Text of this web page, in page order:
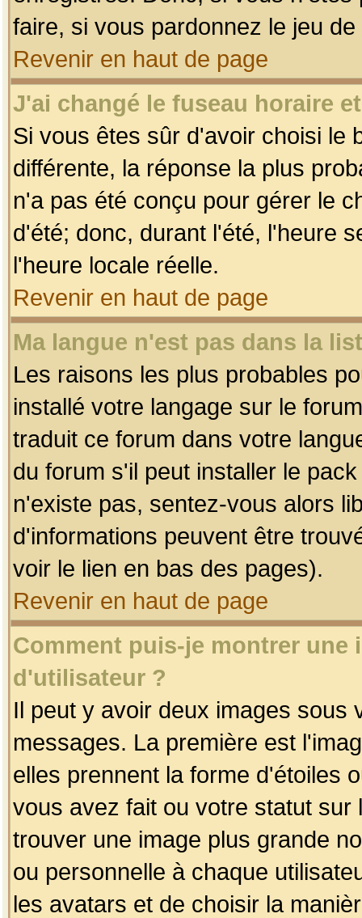
faire, si vous pardonnez le jeu
Revenir en haut de page
J'ai changé le fuseau horaire
Si vous êtes sûr d'avoir choisi le
différente, la réponse la plus
n'a pas été conçu pour gérer le
d'été; donc, durant l'été, l'heure
l'heure locale réelle.
Revenir en haut de page
Ma langue n'est pas dans la
Les raisons les plus probables
installé votre langage sur le
traduit ce forum dans votre
du forum s'il peut installer le
n'existe pas, sentez-vous alors
d'informations peuvent être
voir le lien en bas des pages).
Revenir en haut de page
Comment puis-je montrer une
d'utilisateur ?
Il peut y avoir deux images sous
messages. La première est
elles prennent la forme d'étoiles
vous avez fait ou votre statut
trouver une image plus grande
ou personnelle à chaque
les avatars et de choisir la